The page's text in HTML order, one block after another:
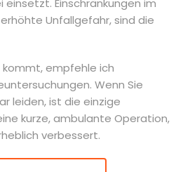
Einschränkungen im
Unfallgefahr, sind die
empfehle ich
Wenn Sie
leiden, ist die einzige
kurze, ambulante Operation,
verbessert.